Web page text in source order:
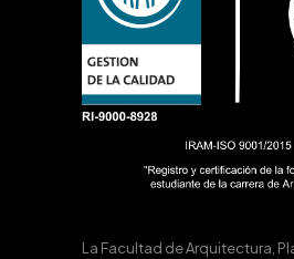
La Facultad de Arquitectura,